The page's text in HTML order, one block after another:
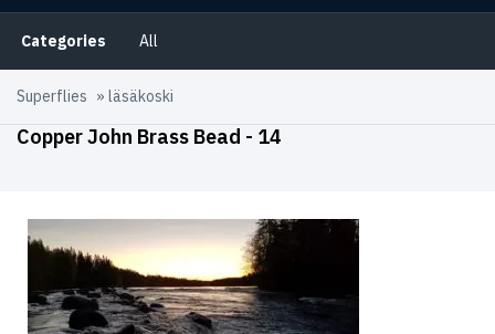
Categories All
Superflies » läsäkoski
Copper John Brass Bead - 14